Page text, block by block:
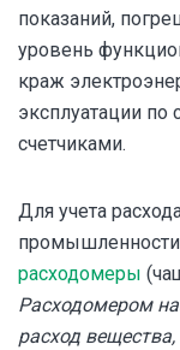
показаний,
уровень
краж
эксплуатации
счетчиками.
Для учета
расходомеры
Расходомером
расход